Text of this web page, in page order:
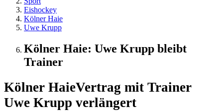
Eishockey
Kölner Haie
Uwe Krupp
Kölner Haie: Uwe Krupp bleibt
Trainer
Kölner HaieVertrag mit Trainer
Uwe Krupp verlängert